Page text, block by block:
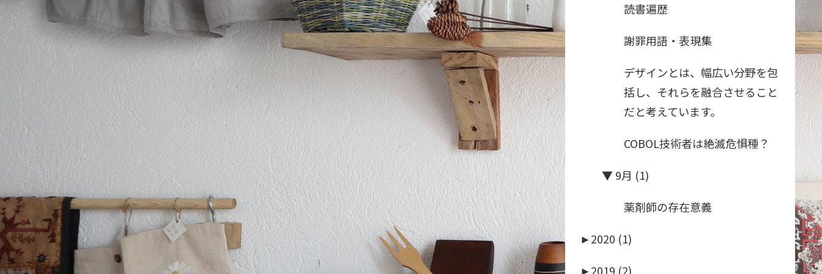
読書遍歴
謝罪用語・表現集
デザインとは、幅広い分野を包
括し、それらを融合させること
だと考えています。
COBOL技術者は絶滅危惧種？
▼9月 (1)
薬剤師の存在意義
►2020 (1)
►2019 (2)